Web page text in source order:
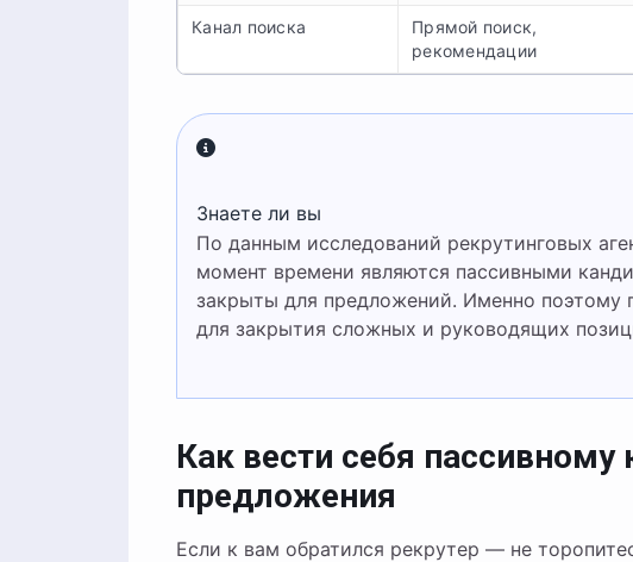
Канал поиска
Прямой поиск,
рекомендации
Знаете ли вы
По данным исследований рекрутинговых агентств, около 70% специалистов в любой
момент времени являются пассивными
закрыты для предложений. Именно поэтому
для закрытия сложных и руководящих
Как вести себя пассивному
предложения
Если к вам обратился рекрутер — не